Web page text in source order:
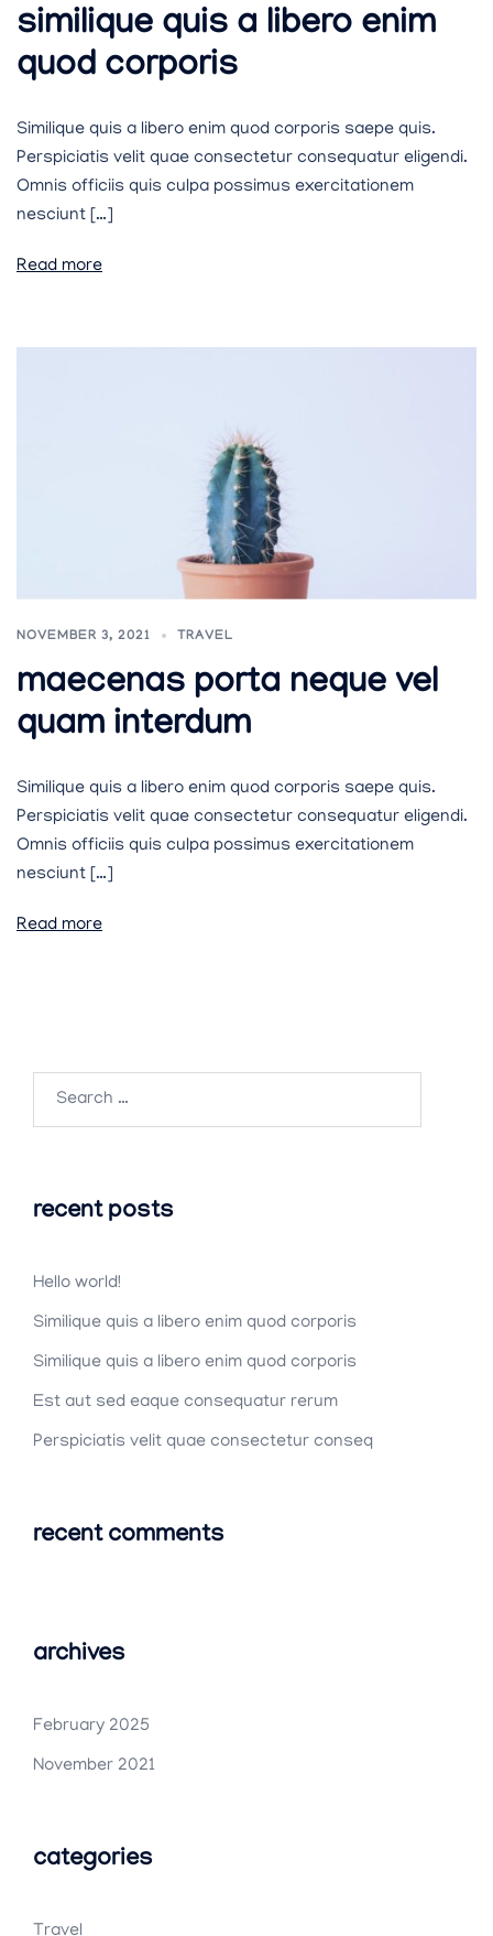
similique quis a libero enim
quod corporis
Similique quis a libero enim quod corporis saepe quis.
Perspiciatis velit quae consectetur consequatur eligendi.
Omnis officiis quis culpa possimus exercitationem
nesciunt […]
Read more
NOVEMBER 3, 2021 TRAVEL
maecenas porta neque vel
quam interdum
Similique quis a libero enim quod corporis saepe quis.
Perspiciatis velit quae consectetur consequatur eligendi.
Omnis officiis quis culpa possimus exercitationem
nesciunt […]
Read more
recent posts
Hello world!
Similique quis a libero enim quod corporis
Similique quis a libero enim quod corporis
Est aut sed eaque consequatur rerum
Perspiciatis velit quae consectetur conseq
recent comments
archives
February 2025
November 2021
categories
Travel